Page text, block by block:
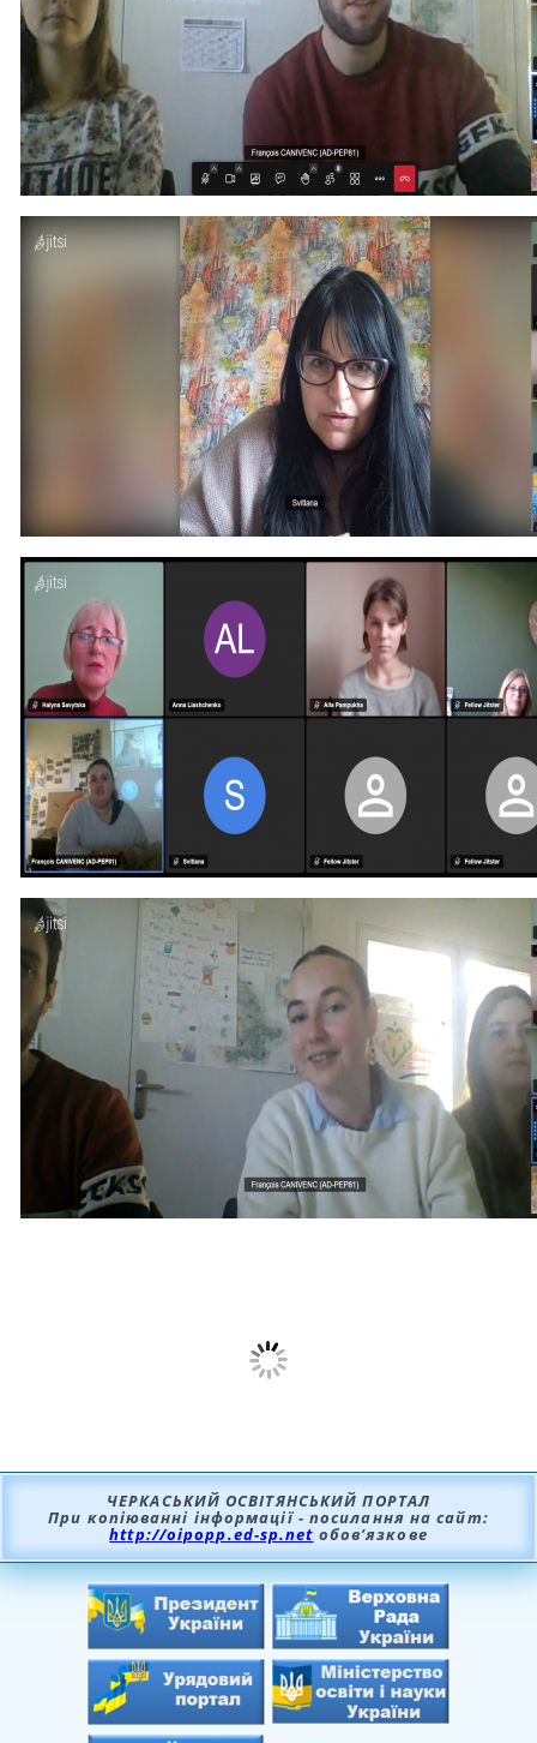
ЧЕРКАСЬКИЙ ОСВІТЯНСЬКИЙ ПОРТАЛ
При копіюванні інформації - посилання на сайт:
http://oipopp.ed-sp.net обов’язкове